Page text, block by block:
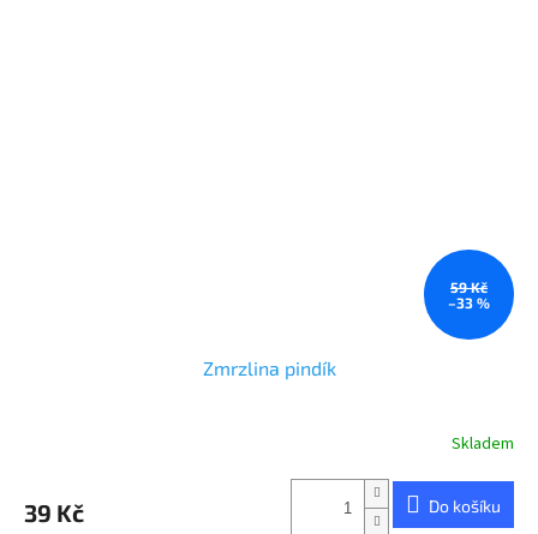
59 Kč
–33 %
Zmrzlina pindík
Skladem
39 Kč Do košíku